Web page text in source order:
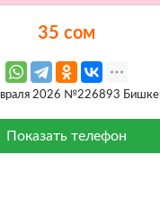
35 сом
2026 №226893
Показать телефон